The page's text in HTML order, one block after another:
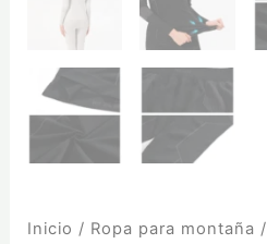
Inicio / Ropa para montaña /